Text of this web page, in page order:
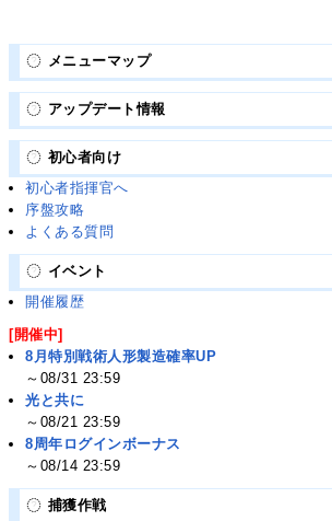
メニューマップ
アップデート情報
初心者向け
初心者指揮官へ
序盤攻略
よくある質問
イベント
開催履歴
[開催中]
8月特別戦術人形製造確率UP
～08/31 23:59
光と共に
～08/21 23:59
8周年ログインボーナス
～08/14 23:59
捕獲作戦